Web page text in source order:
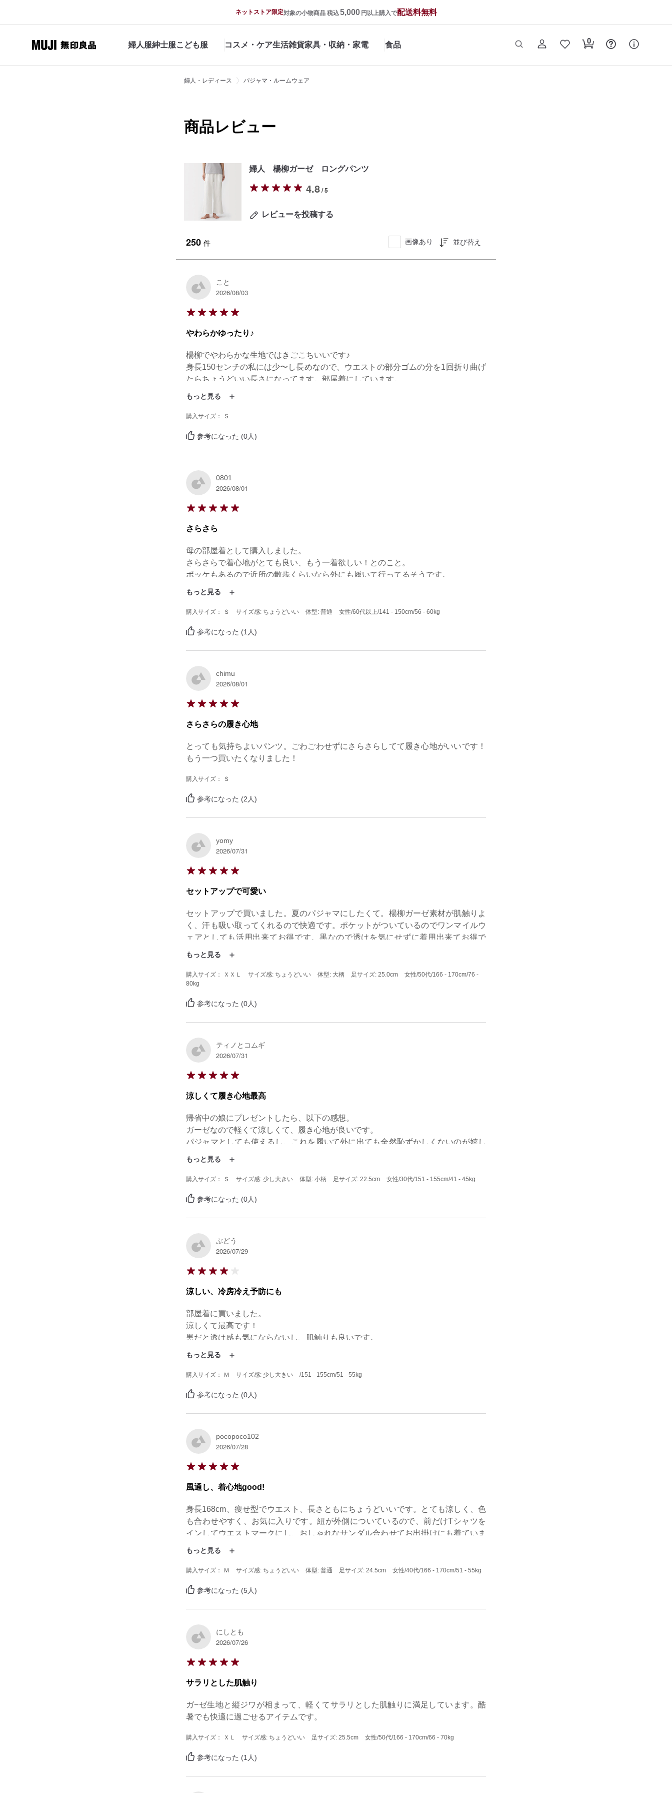
ネットストア限定対象の小物商品 税込5,000 円以上購入で配送料無料
婦人服紳士服こども服 コスメ・ケア生活雑貨家具・収納・家電 食品
婦人・レディース パジャマ・ルームウェア
商品レビュー
婦人 楊柳ガーゼ ロングパンツ
4.8/ 5
レビューを投稿する
250 件 画像あり 並び替え
こと
2026/08/03
やわらかゆったり♪
楊柳でやわらかな生地ではきごこちいいです♪
身長150センチの私には少〜し長めなので、ウエストの部分ゴムの分を1回折り曲げ
たらちょうどいい長さになってます。部屋着にしています。
ベージュ色もやさしくてすきです。
もっと見る
購入サイズ： Ｓ
参考になった (0人)
0801
2026/08/01
さらさら
母の部屋着として購入しました。
さらさらで着心地がとても良い、もう一着欲しい！とのこと。
ポッケもあるので近所の散歩くらいなら外にも履いて行ってるそうです。
もっと見る
購入サイズ： Ｓ サイズ感: ちょうどいい 体型: 普通 女性/60代以上/141 - 150cm/56 - 60kg
参考になった (1人)
chimu
2026/08/01
さらさらの履き心地
とっても気持ちよいパンツ。ごわごわせずにさらさらしてて履き心地がいいです！
もう一つ買いたくなりました！
購入サイズ： Ｓ
参考になった (2人)
yomy
2026/07/31
セットアップで可愛い
セットアップで買いました。夏のパジャマにしたくて。楊柳ガーゼ素材が肌触りよ
く、汗も吸い取ってくれるので快適です。ポケットがついているのでワンマイルウ
ェアとしても活用出来てお得です。黒なので透けを気にせずに着用出来てお得で
もっと見る
購入サイズ： ＸＸＬ サイズ感: ちょうどいい 体型: 大柄 足サイズ: 25.0cm 女性/50代/166 - 170cm/76 -
80kg
参考になった (0人)
ティノとコムギ
2026/07/31
涼しくて履き心地最高
帰省中の娘にプレゼントしたら、以下の感想。
ガーゼなので軽くて涼しくて、履き心地が良いです。
パジャマとしても使えるし、これを履いて外に出ても全然恥ずかしくないのが嬉し
いです。
もっと見る
購入サイズ： Ｓ サイズ感: 少し大きい 体型: 小柄 足サイズ: 22.5cm 女性/30代/151 - 155cm/41 - 45kg
参考になった (0人)
ぶどう
2026/07/29
涼しい、冷房冷え予防にも
部屋着に買いました。
涼しくて最高です！
黒だと透け感も気にならないし、肌触りも良いです。
154センチでＭサイズにしましたが、丈が長くて５センチくらいは丈詰めしようか
もっと見る
購入サイズ： Ｍ サイズ感: 少し大きい /151 - 155cm/51 - 55kg
参考になった (0人)
pocopoco102
2026/07/28
風通し、着心地good!
身長168cm、痩せ型でウエスト、長さともにちょうどいいです。とても涼しく、色
も合わせやすく、お気に入りです。紐が外側についているので、前だけTシャツを
インしてウエストマークにし、おしゃれなサンダル合わせてお出掛けにも着ていま
す。軽いので旅行に持って行くにもいいと思います。洗濯が乾きやすいのもいいと
もっと見る
購入サイズ： Ｍ サイズ感: ちょうどいい 体型: 普通 足サイズ: 24.5cm 女性/40代/166 - 170cm/51 - 55kg
参考になった (5人)
にしとも
2026/07/26
サラリとした肌触り
ガ−ゼ生地と縦ジワが相まって、軽くてサラリとした肌触りに満足しています。酷
暑でも快適に過ごせるアイテムです。
購入サイズ： ＸＬ サイズ感: ちょうどいい 足サイズ: 25.5cm 女性/50代/166 - 170cm/66 - 70kg
参考になった (1人)